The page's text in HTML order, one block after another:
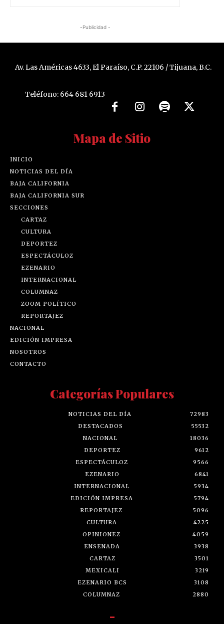
-Publicidad -
Av. Las Américas 4633, El Paraíso, C.P. 22106 / Tijuana, B.C.
Teléfono: 664 681 6913
Mapa de Sitio
INICIO
NOTICIAS DEL DÍA
BAJA CALIFORNIA
BAJA CALIFORNIA SUR
SECCIONES
CARTAZ
CULTURA
DEPORTEZ
ESPECTÁCULOZ
EZENARIO
INTERNACIONAL
COLUMNAZ
ZOOM POLÍTICO
REPORTAJEZ
NACIONAL
EDICIÓN IMPRESA
NOSOTROS
CONTACTO
Categorías Populares
NOTICIAS DEL DÍA
72983
DESTACADOS
55532
NACIONAL
18036
DEPORTEZ
9612
ESPECTÁCULOZ
9566
EZENARIO
6841
INTERNACIONAL
5934
EDICIÓN IMPRESA
5794
REPORTAJEZ
5096
CULTURA
4225
OPINIONEZ
4059
ENSENADA
3938
CARTAZ
3501
MEXICALI
3219
EZENARIO BCS
3108
COLUMNAZ
2880
-